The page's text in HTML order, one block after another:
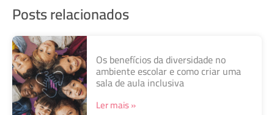
Posts relacionados
Os benefícios da diversidade no
ambiente escolar e como criar uma
sala de aula inclusiva
Ler mais »